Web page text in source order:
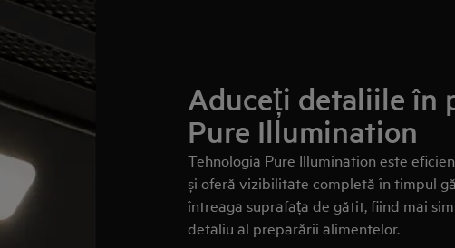
Aduceți detaliile în
Pure Illumination
Tehnologia Pure Illumination este
și oferă vizibilitate completă în timpul
întreaga suprafața de gătit, fiind mai
detaliu al preparării alimentelor.